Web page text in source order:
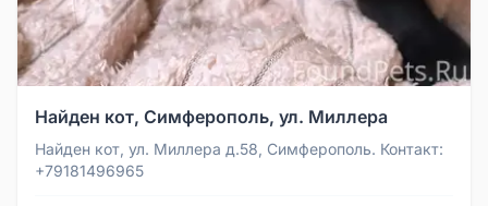
Найден кот, Симферополь, ул. Миллера
Найден кот, ул. Миллера д.58, Симферополь. Контакт:
+79181496965